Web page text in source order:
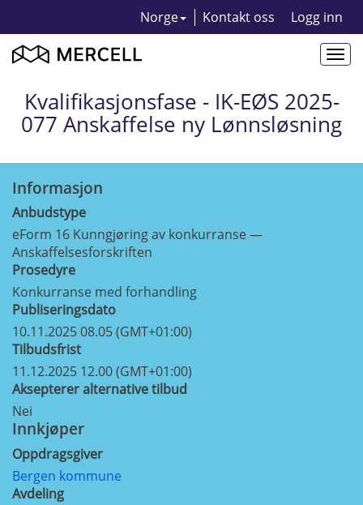
Norge Kontakt oss Logg inn
Kvalifikasjonsfase - IK-EØS 2025-
077 Anskaffelse ny Lønnsløsning
Informasjon
Anbudstype
eForm 16 Kunngjøring av konkurranse —
Anskaffelsesforskriften
Prosedyre
Konkurranse med forhandling
Publiseringsdato
10.11.2025 08.05 (GMT+01:00)
Tilbudsfrist
11.12.2025 12.00 (GMT+01:00)
Aksepterer alternative tilbud
Nei
Innkjøper
Oppdragsgiver
Bergen kommune
Avdeling